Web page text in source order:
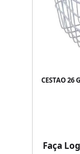
CESTAO 26
Faça